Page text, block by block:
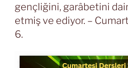
gençliğini, garâbetini
etmiş ve ediyor. –
6.